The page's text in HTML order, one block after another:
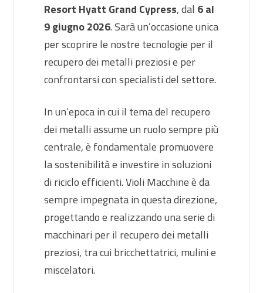
Resort Hyatt Grand Cypress, dal 6 al
9 giugno 2026. Sarà un’occasione unica
per scoprire le nostre tecnologie per il
recupero dei metalli preziosi e per
confrontarsi con specialisti del settore.
In un’epoca in cui il tema del recupero
dei metalli assume un ruolo sempre più
centrale, è fondamentale promuovere
la sostenibilità e investire in soluzioni
di riciclo efficienti. Violi Macchine è da
sempre impegnata in questa direzione,
progettando e realizzando una serie di
macchinari per il recupero dei metalli
preziosi, tra cui bricchettatrici, mulini e
miscelatori.